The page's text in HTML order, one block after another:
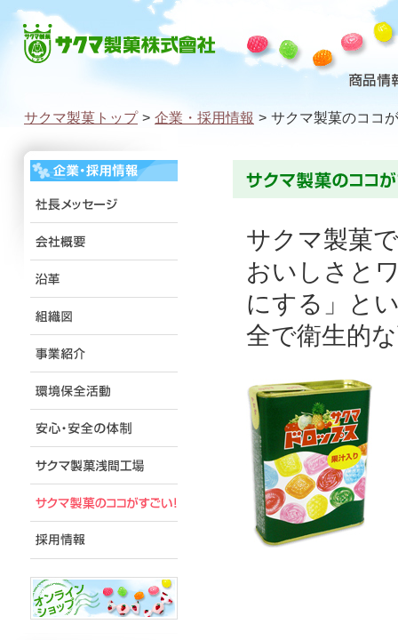
サクマ製菓トップ > 企業・採用情報 > サクマ製菓のココ
サクマ製菓
おいしさと
にする」と
全で衛生的